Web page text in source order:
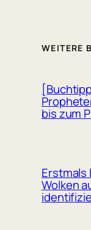
WEITERE
bis zum
Erstmals
Wolken